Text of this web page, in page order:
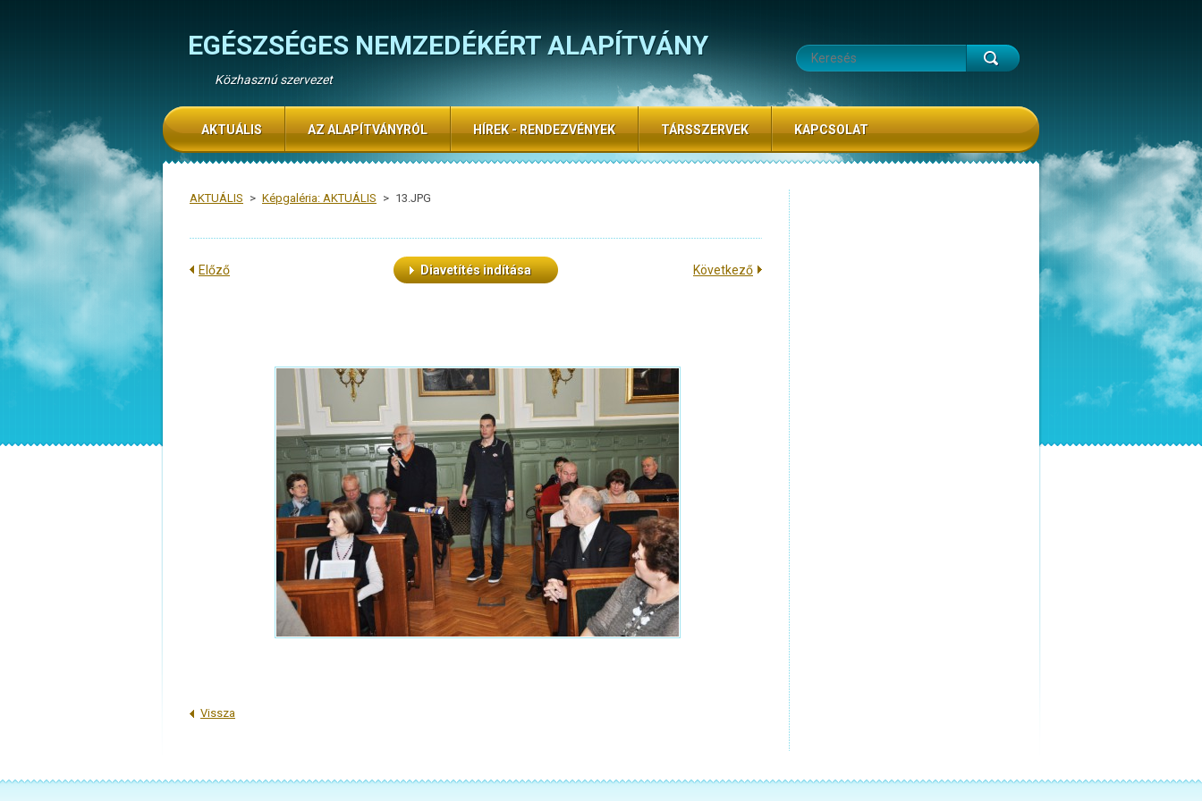
EGÉSZSÉGES NEMZEDÉKÉRT ALAPÍTVÁNY
Közhasznú szervezet
AKTUÁLIS > Képgaléria: AKTUÁLIS > 13.JPG
Előző Diavetítés indítása Következő
Vissza
AKTUÁLIS AZ ALAPÍTVÁNYRÓL HÍREK - RENDEZVÉNYEK TÁRSSZERVEK KAPCSOLAT